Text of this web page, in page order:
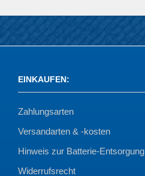
EINKAUFEN:
Zahlungsarten
Versandarten & -kosten
Hinweis zur Batterie-Entsorgung
Widerrufsrecht